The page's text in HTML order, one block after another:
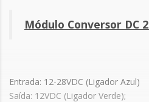
Módulo Conversor DC
Entrada: 12-28VDC (Ligador Azul)
Saída: 12VDC (Ligador Verde);